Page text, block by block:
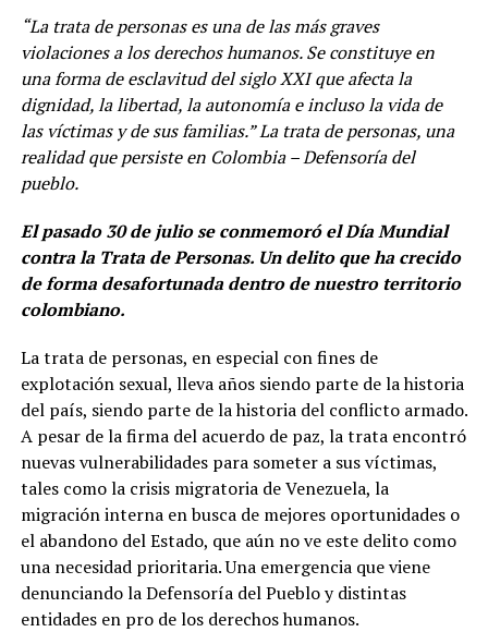
“La trata de personas es una de las más graves
violaciones a los derechos humanos. Se constituye en
una forma de esclavitud del siglo XXI que afecta la
dignidad, la libertad, la autonomía e incluso la vida de
las víctimas y de sus familias.” La trata de personas, una
realidad que persiste en Colombia– Defensoría del
pueblo.
El pasado 30 de julio se conmemoró el Día Mundial
contra la Trata de Personas. Un delito que ha crecido
de forma desafortunada dentro de nuestro territorio
colombiano.
La trata de personas, en especial con fines de
explotación sexual, lleva años siendo parte de la historia
del país, siendo parte de la historia del conflicto armado.
A pesar de la firma del acuerdo de paz, la trata encontró
nuevas vulnerabilidades para someter a sus víctimas,
tales como la crisis migratoria de Venezuela, la
migración interna en busca de mejores oportunidades o
el abandono del Estado, que aún no ve este delito como
una necesidad prioritaria. Una emergencia que viene
denunciando la Defensoría del Pueblo y distintas
entidades en pro de los derechos humanos.